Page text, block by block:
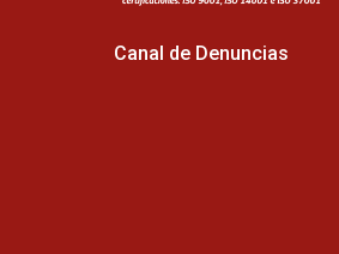
Canal de Denuncias